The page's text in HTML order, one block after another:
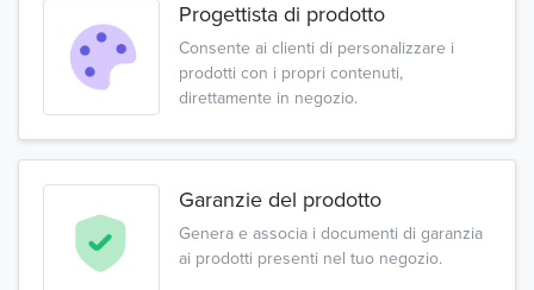
Progettista di prodotto
Consente ai clienti di personalizzare i
prodotti con i propri contenuti,
direttamente in negozio.
Garanzie del prodotto
Genera e associa i documenti di garanzia
ai prodotti presenti nel tuo negozio.